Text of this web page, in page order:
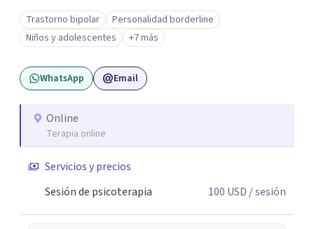
Trabajo desde un enfoque integrativo que combina
psicoanálisis, terapia somática y de trauma, psicología
corporal, Mentalization Based Therapy (MBT),
hipnoterapia y respiración neurodinámica, integrando
actualmente la Psicología Analítica Junguiana. Mi
ecopsicología y el trabajo simbólico con el inconsciente,
entendiendo que cada proceso terapéutico es único y
Trastorno bipolar
Personalidad borderline
Niños y adolescentes
+7 más
WhatsApp Email
Online
Terapia online
Servicios y precios
Sesión de psicoterapia
100 USD / sesión